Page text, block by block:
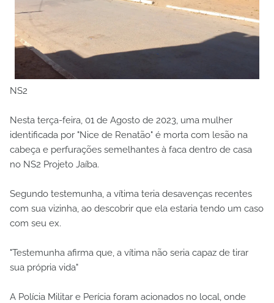
NS2
Nesta terça-feira, 01 de Agosto de 2023, uma mulher
identificada por "Nice de Renatão" é morta com lesão na
cabeça e perfurações semelhantes à faca dentro de casa
no NS2 Projeto Jaíba.
Segundo testemunha, a vítima teria desavenças recentes
com sua vizinha, ao descobrir que ela estaria tendo um caso
com seu ex.
"Testemunha afirma que, a vítima não seria capaz de tirar
sua própria vida"
A Polícia Militar e Perícia foram acionados no local, onde